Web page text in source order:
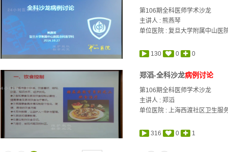
第106期全科医师学术沙龙
主讲人 :熊燕琴
单位医院 : 复旦大学附属中山医
130 0 0
郑滔-全科沙龙病例讨论
第106期全科医师学术沙龙
主讲人 :郑滔
单位医院 : 上海西渡社区卫生服
316 0 1